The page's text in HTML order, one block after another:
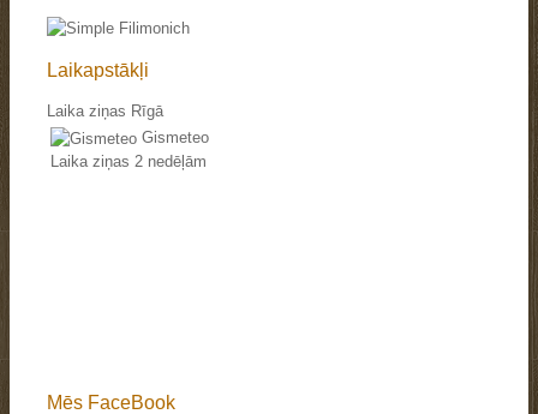
Laikapstākļi
Laika ziņas Rīgā
Gismeteo
Laika ziņas 2 nedēļām
Mēs FaceBook